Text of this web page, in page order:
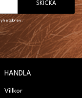
SKICKA
HANDLA
Villkor